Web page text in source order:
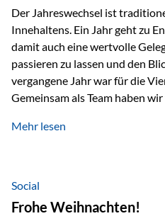
Der Jahreswechsel ist
Innehaltens. Ein Jahr geht zu
damit auch eine wertvolle
passieren zu lassen und den
vergangene Jahr war für die
Gemeinsam als Team haben
Veranstaltungen wie der
starkes Miteinander ist. Neben
Erlebnissen konnten wir…
Mehr lesen
Social
Frohe Weihnachten!